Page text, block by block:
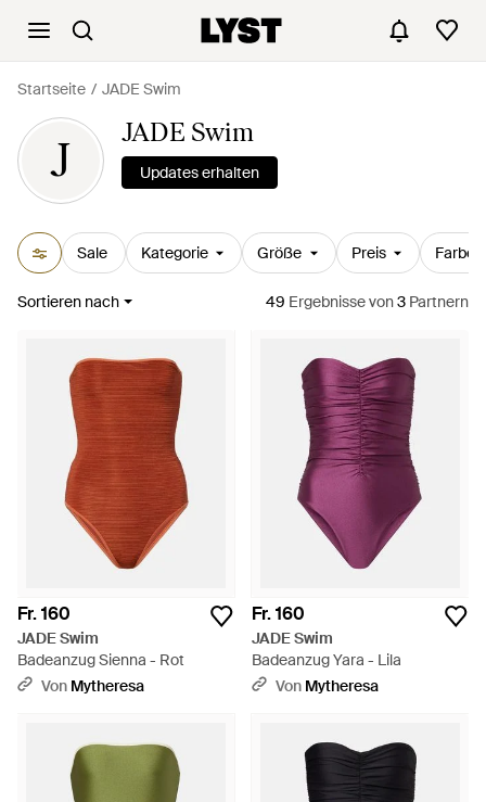
Startseite JADE Swim
J
JADE Swim
Updates erhalten
Sale Kategorie Größe Preis Farbe
Sortieren nach 49 Ergebnissevon3 Partnern
Fr. 160
JADE Swim
Badeanzug Sienna - Rot
Von Mytheresa
Fr. 160
JADE Swim
Badeanzug Yara - Lila
Von Mytheresa